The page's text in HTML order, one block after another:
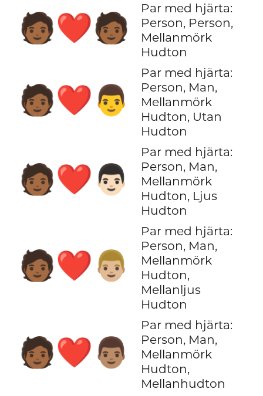
🧑🏾‍❤️‍🧑🏾
Par med hjärta:
Person, Person,
Mellanmörk
Hudton
🧑🏾‍❤️‍👨
Par med hjärta:
Person, Man,
Mellanmörk
Hudton, Utan
Hudton
🧑🏾‍❤️‍👨🏻
Par med hjärta:
Person, Man,
Mellanmörk
Hudton, Ljus
Hudton
🧑🏾‍❤️‍👨🏼
Par med hjärta:
Person, Man,
Mellanmörk
Hudton,
Mellanljus
Hudton
🧑🏾‍❤️‍👨🏽
Par med hjärta:
Person, Man,
Mellanmörk
Hudton,
Mellanhudton